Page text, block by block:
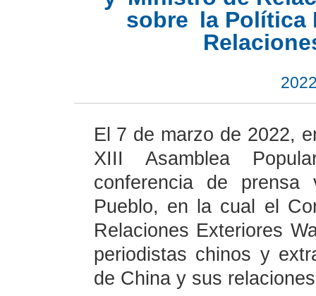
sobre la Política
El 7 de marzo de 2022,
XIII Asamblea
conferencia de
Pueblo, en la cual el
Relaciones Exteriores
periodistas chinos y
de China y sus